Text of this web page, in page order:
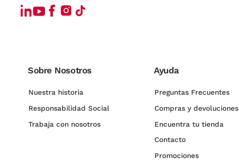
Sobre Nosotros
Nuestra historia
Responsabilidad Social
Trabaja con nosotros
Ayuda
Preguntas Frecuentes
Compras y devoluciones
Encuentra tu tienda
Contacto
Promociones